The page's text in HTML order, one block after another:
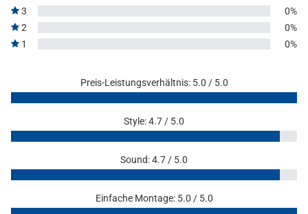
3
0%
2
0%
1
0%
Preis-Leistungsverhältnis: 5.0 / 5.0
Style: 4.7 / 5.0
Sound: 4.7 / 5.0
Einfache Montage: 5.0 / 5.0